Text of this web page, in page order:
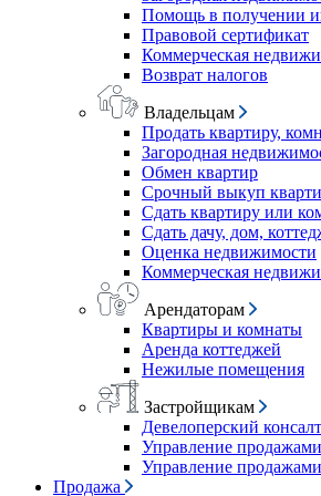
Помощь в получении
Правовой сертификат
Коммерческая
Возврат налогов
Владельцам
Продать квартиру,
Загородная
Обмен квартир
Срочный выкуп
Сдать квартиру или
Сдать дачу, дом,
Оценка недвижимости
Коммерческая
Арендаторам
Квартиры и комнаты
Аренда коттеджей
Нежилые помещения
Застройщикам
Девелоперский
Управление
Управление
Продажа